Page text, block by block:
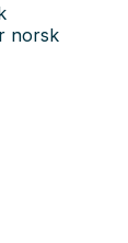
norsk